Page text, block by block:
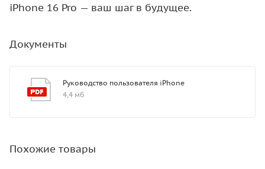
iPhone 16 Pro — ваш шаг в будущее.
Документы
Руководство пользователя iPhone
4,4 мб
Похожие товары